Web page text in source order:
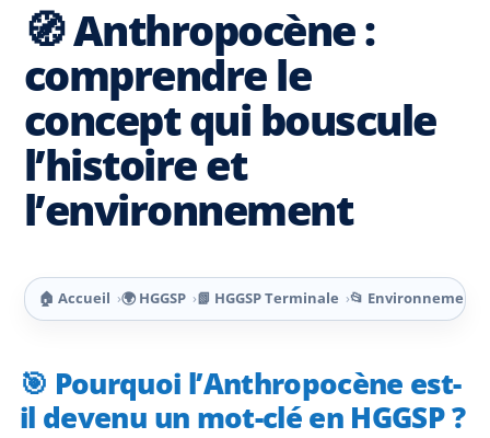
🧭 Anthropocène :
comprendre le
concept qui bouscule
l’histoire et
l’environnement
🏠 Accueil 🌍 HGGSP 📗 HGGSP Terminale 📂 Environnement
🎯 Pourquoi l’Anthropocène est-
il devenu un mot-clé en HGGSP ?